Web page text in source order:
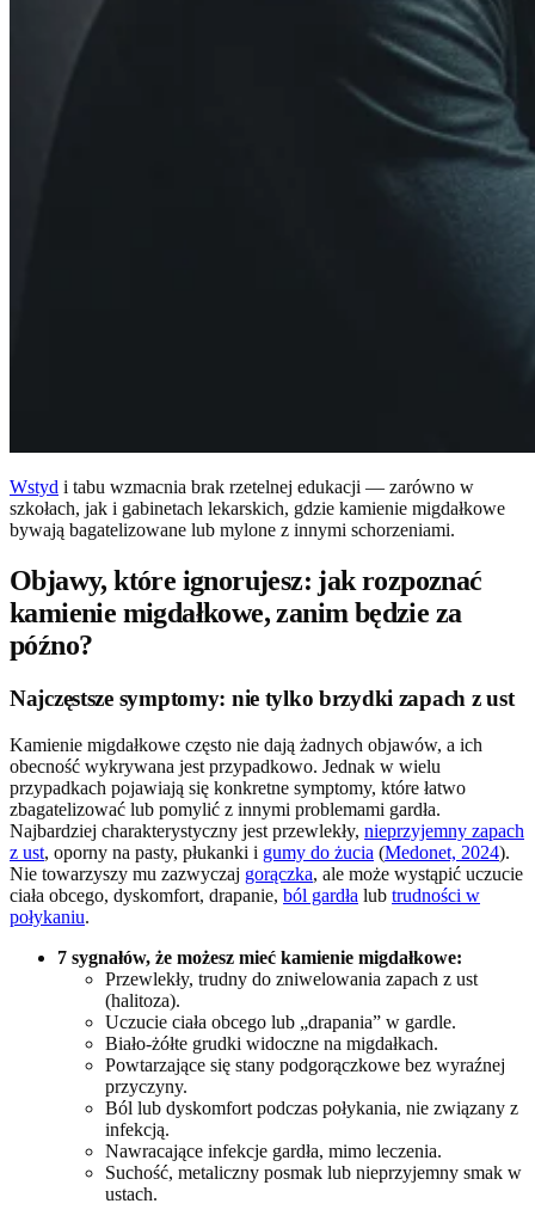
Wstyd i tabu wzmacnia brak rzetelnej edukacji — zarówno w
szkołach, jak i gabinetach lekarskich, gdzie kamienie migdałkowe
bywają bagatelizowane lub mylone z innymi schorzeniami.
Objawy, które ignorujesz: jak rozpoznać
kamienie migdałkowe, zanim będzie za
późno?
Najczęstsze symptomy: nie tylko brzydki zapach z ust
Kamienie migdałkowe często nie dają żadnych objawów, a ich
obecność wykrywana jest przypadkowo. Jednak w wielu
przypadkach pojawiają się konkretne symptomy, które łatwo
zbagatelizować lub pomylić z innymi problemami gardła.
Najbardziej charakterystyczny jest przewlekły, nieprzyjemny zapach
z ust, oporny na pasty, płukanki i gumy do żucia (Medonet, 2024).
Nie towarzyszy mu zazwyczaj gorączka, ale może wystąpić uczucie
ciała obcego, dyskomfort, drapanie, ból gardła lub trudności w
połykaniu.
7 sygnałów, że możesz mieć kamienie migdałkowe:
Przewlekły, trudny do zniwelowania zapach z ust
(halitoza).
Uczucie ciała obcego lub „drapania” w gardle.
Biało-żółte grudki widoczne na migdałkach.
Powtarzające się stany podgorączkowe bez wyraźnej
przyczyny.
Ból lub dyskomfort podczas połykania, nie związany z
infekcją.
Nawracające infekcje gardła, mimo leczenia.
Suchość, metaliczny posmak lub nieprzyjemny smak w
ustach.